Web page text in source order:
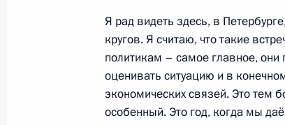
Открытие Года России в
25 февраля 2011 года, 15:00
Я рад видеть здесь, в
кругов. Я считаю, что такие
политикам – самое главное,
оценивать ситуацию и в
экономических связей. Это тем
особенный. Это год, когда мы